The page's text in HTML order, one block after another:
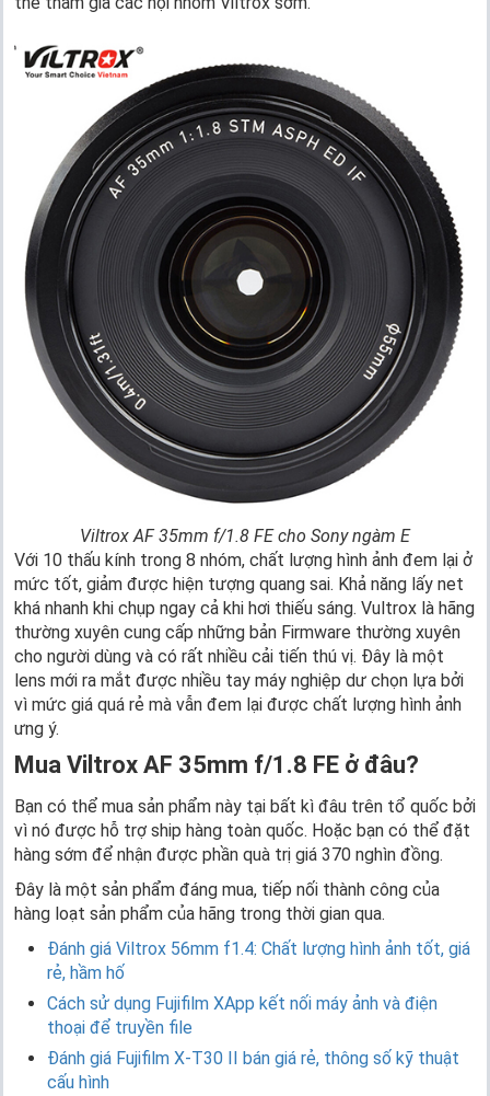
Viltrox AF 35mm f/1.8 FE cho Sony ngàm E
Với 10 thấu kính trong 8 nhóm, chất lượng hình ảnh đem lại ở
mức tốt, giảm được hiện tượng quang sai. Khả năng lấy net
khá nhanh khi chụp ngay cả khi hơi thiếu sáng. Vultrox là hãng
thường xuyên cung cấp những bản Firmware thường xuyên
cho người dùng và có rất nhiều cải tiến thú vị. Đây là một
lens mới ra mắt được nhiều tay máy nghiệp dư chọn lựa bởi
vì mức giá quá rẻ mà vẫn đem lại được chất lượng hình ảnh
ưng ý.
Mua Viltrox AF 35mm f/1.8 FE ở đâu?
Bạn có thể mua sản phẩm này tại bất kì đâu trên tổ quốc bởi
vì nó được hỗ trợ ship hàng toàn quốc. Hoặc bạn có thể đặt
hàng sớm để nhận được phần quà trị giá 370 nghìn đồng.
Đây là một sản phẩm đáng mua, tiếp nối thành công của
hàng loạt sản phẩm của hãng trong thời gian qua.
Đánh giá Viltrox 56mm f1.4: Chất lượng hình ảnh tốt, giá
rẻ, hầm hố
Cách sử dụng Fujifilm XApp kết nối máy ảnh và điện
thoại để truyền file
Đánh giá Fujifilm X-T30 II bán giá rẻ, thông số kỹ thuật
cấu hình